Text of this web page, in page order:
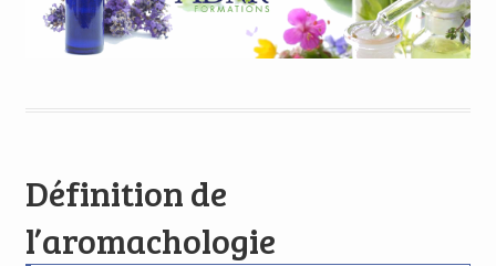
Définition de
l’aromachologie